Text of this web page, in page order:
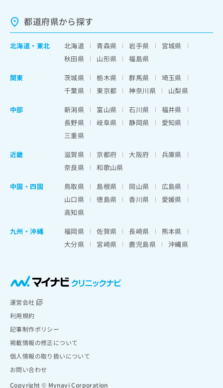
都道府県から探す
北海道 ・ 東北 北海道 青森県 岩手県
宮城県
秋田県
山形県
福島県
関東
茨城県 栃木県 群馬県
埼玉県
千葉県
東京都 神奈川県
山梨県
中部
新潟県 富山県 石川県
福井県
長野県
岐阜県 静岡県
愛知県
三重県
近畿
滋賀県 京都府 大阪府
兵庫県
奈良県
和歌山県
中国・四国
鳥取県 島根県 岡山県
広島県
山口県
徳島県 香川県
愛媛県
高知県
九州・沖縄
福岡県 佐賀県 長崎県
熊本県
大分県
宮崎県 鹿児島県 沖縄県
運営会社
利用規約
記事制作ポリシー
掲載情報の修正について
個人情報の取り扱いについて
お問い合わせ
Copyright © Mynavi Corporation